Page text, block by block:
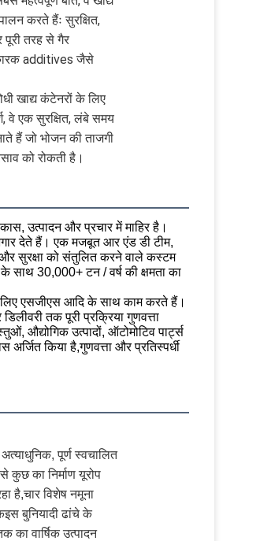
करते हैंः सुरक्षित,
तरह से गैर
additives जैसे
खाद्य कंटेनरों के लिए
वे एक सुरक्षित, लंबे समय
हैं जो भोजन की ताजगी
को रोकती है।
उत्पादन और प्रचार में माहिर है।
देते हैं। एक मजबूत आर एंड डी टीम,
सुरक्षा को संतुलित करने वाले कस्टम
30,000+ टन / वर्ष की क्षमता का
लिए एसजीएस आदि के साथ काम करते हैं।
तक पूरी प्रक्रिया गुणवत्ता
औद्योगिक उत्पादों, ऑटोमोटिव पार्ट्स
किया है,गुणवत्ता और प्रतिस्पर्धी
पूर्ण स्वचालित
कुछ का निर्माण यूरोप
है,चार विशेष नमूना
बुनियादी ढांचे के
वार्षिक उत्पादन